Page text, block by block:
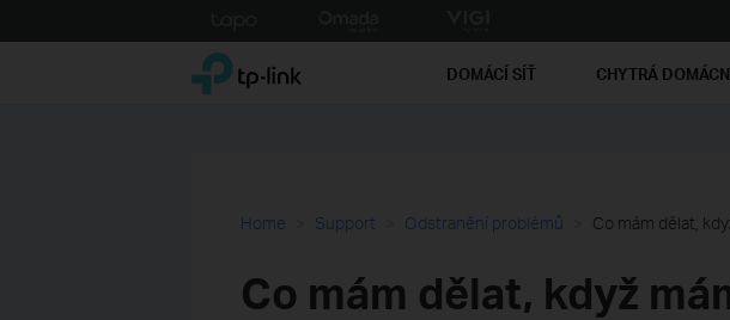
to
TP-Link, Reliably Smart DOMÁCÍ SÍŤ CHYTRÁ
Home Support Odstranění problémů Co mám dělat,
Co mám dělat, když